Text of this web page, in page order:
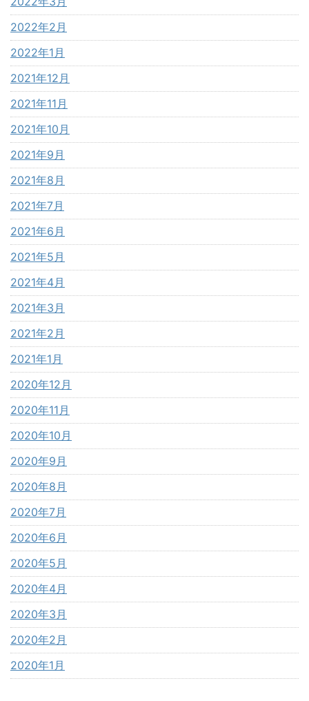
2022年2月
2022年1月
2021年12月
2021年11月
2021年10月
2021年9月
2021年8月
2021年7月
2021年6月
2021年5月
2021年4月
2021年3月
2021年2月
2021年1月
2020年12月
2020年11月
2020年10月
2020年9月
2020年8月
2020年7月
2020年6月
2020年5月
2020年4月
2020年3月
2020年2月
2020年1月